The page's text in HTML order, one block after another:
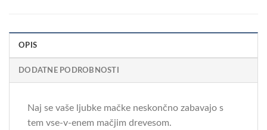
OPIS
DODATNE PODROBNOSTI
Naj se vaše ljubke mačke neskončno zabavajo s
tem vse-v-enem mačjim drevesom.